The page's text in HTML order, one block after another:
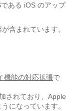
ある iOSのアップ
含まれています。
機能の対応拡張で
されており、Apple
になっています。